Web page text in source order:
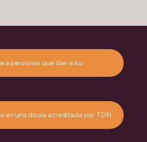
personas que dan a luz
en una doula acreditada por TDN